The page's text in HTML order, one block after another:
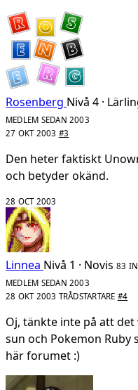
Rosenberg Nivå 4 ·
MEDLEM SEDAN 2003
27 OKT 2003 #3
Den heter faktiskt
och betyder okänd.
28 OCT 2003
Linnea Nivå 1 · Novis 83
MEDLEM SEDAN 2003
28 OKT 2003 TRÅDSTARTARE #4
Oj, tänkte inte på att det
sun och Pokemon Ruby
här forumet :)